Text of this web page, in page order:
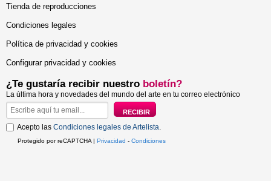
Tienda de reproducciones
Condiciones legales
Política de privacidad y cookies
Configurar privacidad y cookies
¿Te gustaría recibir nuestro boletín?
La última hora y novedades del mundo del arte en tu correo electrónico
Acepto las Condiciones legales de Artelista.
Protegido por reCAPTCHA | Privacidad - Condiciones